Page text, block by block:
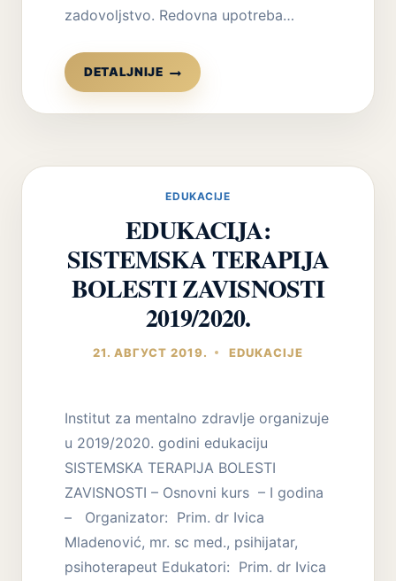
zadovoljstvo. Redovna upotreba…
DETALJNIJE
BOLESTI
ZAVISNOSTI
I
EDUKACIJE
EDUKACIJA:
SISTEMSKA TERAPIJA
BOLESTI ZAVISNOSTI
2019/2020.
21. АВГУСТ 2019. EDUKACIJE
Institut za mentalno zdravlje organizuje
u 2019/2020. godini edukaciju
SISTEMSKA TERAPIJA BOLESTI
ZAVISNOSTI – Osnovni kurs – I godina
– Organizator: Prim. dr Ivica
Mladenović, mr. sc med., psihijatar,
psihoterapeut Edukatori: Prim. dr Ivica